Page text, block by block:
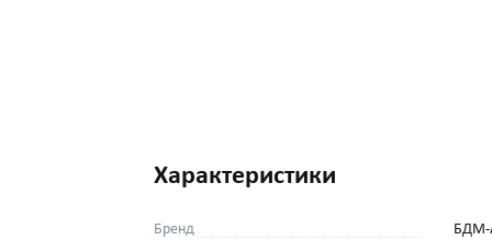
Характеристики
Бренд БДМ-